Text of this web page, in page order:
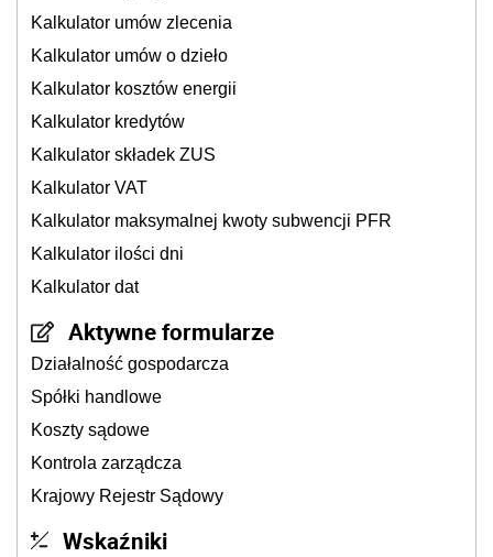
Kalkulator umów zlecenia
Kalkulator umów o dzieło
Kalkulator kosztów energii
Kalkulator kredytów
Kalkulator składek ZUS
Kalkulator VAT
Kalkulator maksymalnej kwoty subwencji PFR
Kalkulator ilości dni
Kalkulator dat
Aktywne formularze
Działalność gospodarcza
Spółki handlowe
Koszty sądowe
Kontrola zarządcza
Krajowy Rejestr Sądowy
Wskaźniki